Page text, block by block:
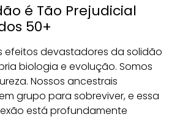
é Tão Prejudicial
50+
efeitos devastadores da solidão
biologia e evolução. Somos
Nossos ancestrais
grupo para sobreviver, e essa
está profundamente